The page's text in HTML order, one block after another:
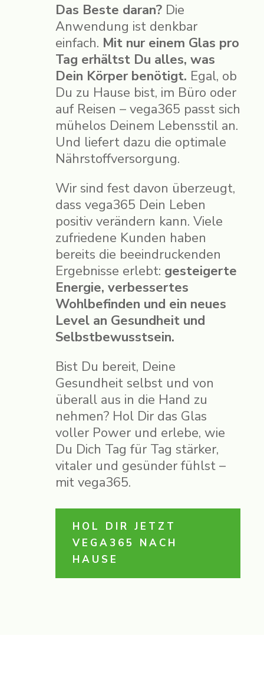
Das Beste daran? Die
Anwendung ist denkbar
einfach. Mit nur einem Glas pro
Tag erhältst Du alles, was
Dein Körper benötigt. Egal, ob
Du zu Hause bist, im Büro oder
auf Reisen – vega365 passt sich
mühelos Deinem Lebensstil an.
Und liefert dazu die optimale
Nährstoffversorgung.
Wir sind fest davon überzeugt,
dass vega365 Dein Leben
positiv verändern kann. Viele
zufriedene Kunden haben
bereits die beeindruckenden
Ergebnisse erlebt: gesteigerte
Energie, verbessertes
Wohlbefinden und ein neues
Level an Gesundheit und
Selbstbewusstsein.
Bist Du bereit, Deine
Gesundheit selbst und von
überall aus in die Hand zu
nehmen? Hol Dir das Glas
voller Power und erlebe, wie
Du Dich Tag für Tag stärker,
vitaler und gesünder fühlst –
mit vega365.
HOL DIR JETZT
VEGA365 NACH
HAUSE